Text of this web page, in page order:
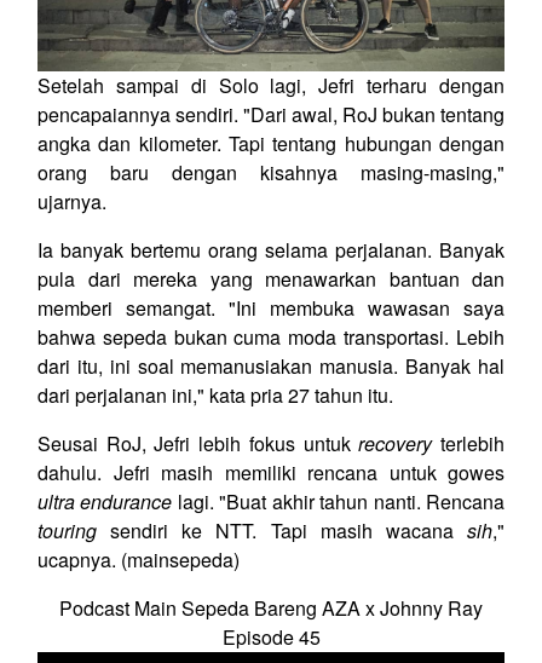
Setelah sampai di Solo lagi, Jefri terharu dengan
pencapaiannya sendiri. "Dari awal, RoJ bukan tentang
angka dan kilometer. Tapi tentang hubungan dengan
orang baru dengan kisahnya masing-masing,"
ujarnya.
Ia banyak bertemu orang selama perjalanan. Banyak
pula dari mereka yang menawarkan bantuan dan
memberi semangat. "Ini membuka wawasan saya
bahwa sepeda bukan cuma moda transportasi. Lebih
dari itu, ini soal memanusiakan manusia. Banyak hal
dari perjalanan ini," kata pria 27 tahun itu.
Seusai RoJ, Jefri lebih fokus untukrecoveryterlebih
dahulu. Jefri masih memiliki rencana untuk gowes
ultra endurance lagi. "Buat akhir tahun nanti. Rencana
touring sendiri ke NTT. Tapi masih wacana sih,"
ucapnya. (mainsepeda)
Podcast Main Sepeda Bareng AZA x Johnny Ray
Episode 45